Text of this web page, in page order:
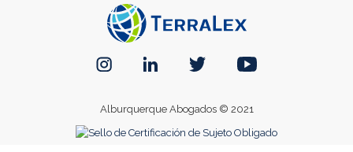
Alburquerque Abogados © 2021